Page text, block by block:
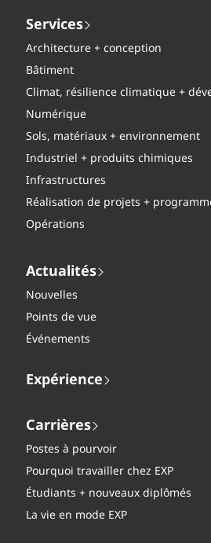
Services
Architecture + conception
Bâtiment
Climat, résilience climatique +
Numérique
Sols, matériaux + environnement
Industriel + produits chimiques
Infrastructures
Réalisation de projets +
Opérations
Actualités
Nouvelles
Points de vue
Événements
Expérience
Carrières
Postes à pourvoir
Pourquoi travailler chez EXP
Étudiants + nouveaux diplômés
La vie en mode EXP